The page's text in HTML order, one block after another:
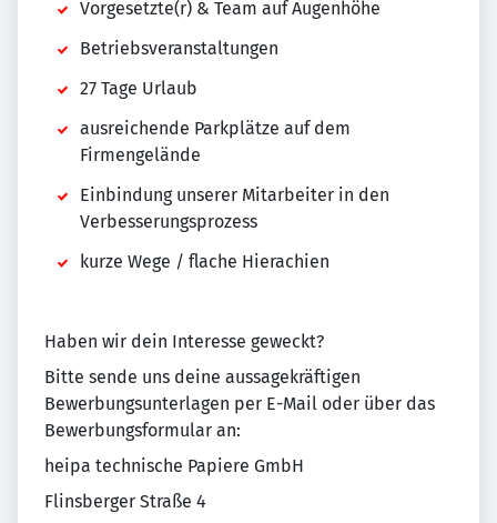
Vorgesetzte(r) & Team auf Augenhöhe
Betriebsveranstaltungen
27 Tage Urlaub
ausreichende Parkplätze auf dem
Firmengelände
Einbindung unserer Mitarbeiter in den
Verbesserungsprozess
kurze Wege / flache Hierachien
Haben wir dein Interesse geweckt?
Bitte sende uns deine aussagekräftigen
Bewerbungsunterlagen per E-Mail oder über das
Bewerbungsformular an:
heipa technische Papiere GmbH
Flinsberger Straße 4